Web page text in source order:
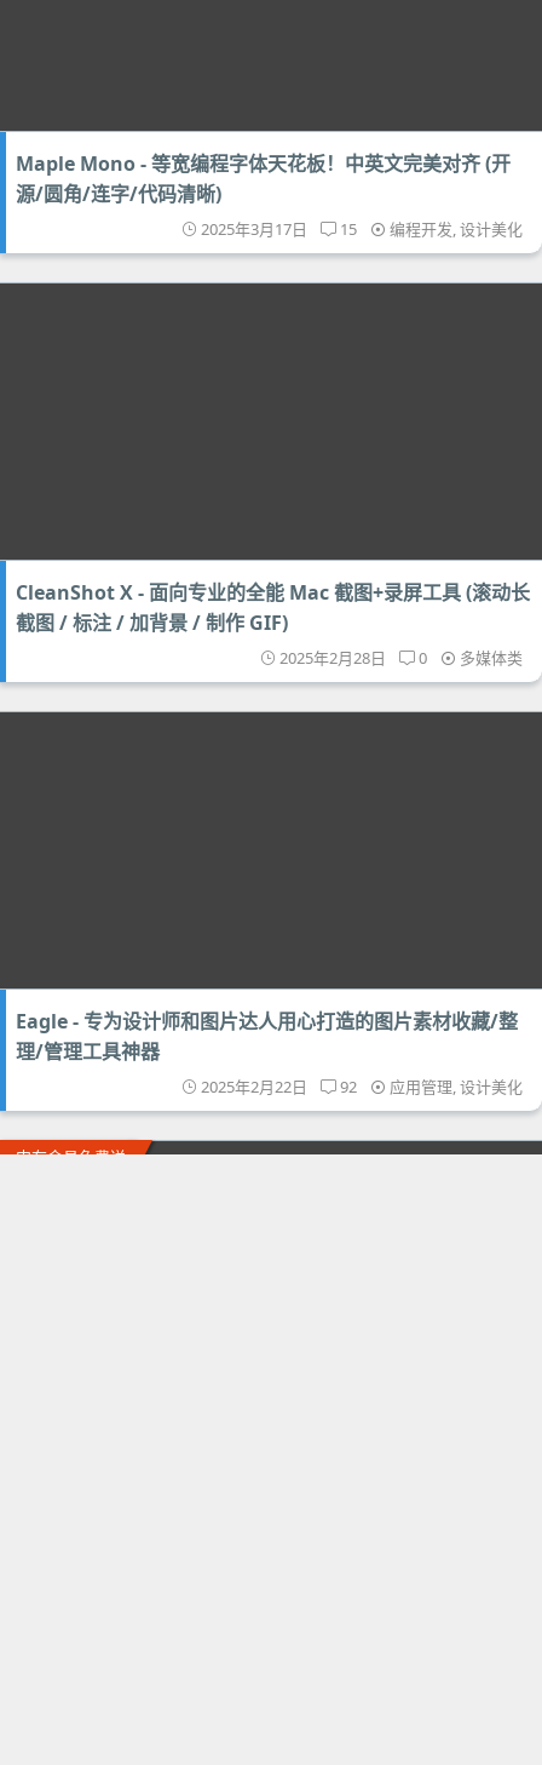
Maple Mono - 等宽编程字体天花板！中英文完美对齐 (开
源/圆角/连字/代码清晰)
2025年3月17日 15 编程开发,设计美化
CleanShot X - 面向专业的全能 Mac 截图+录屏工具 (滚动长
截图 / 标注 / 加背景 / 制作 GIF)
2025年2月28日 0 多媒体类
Eagle - 专为设计师和图片达人用心打造的图片素材收藏/整
理/管理工具神器
2025年2月22日 92 应用管理,设计美化
内有会员免费送